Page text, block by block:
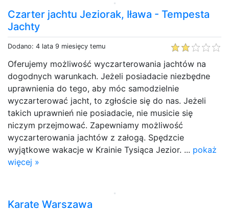
Czarter jachtu Jeziorak, Iława - Tempesta
Jachty
Dodano: 4 lata 9 miesięcy temu
Oferujemy możliwość wyczarterowania jachtów na
dogodnych warunkach. Jeżeli posiadacie niezbędne
uprawnienia do tego, aby móc samodzielnie
wyczarterować jacht, to zgłoście się do nas. Jeżeli
takich uprawnień nie posiadacie, nie musicie się
niczym przejmować. Zapewniamy możliwość
wyczarterowania jachtów z załogą. Spędzcie
wyjątkowe wakacje w Krainie Tysiąca Jezior. ... pokaż
więcej »
Karate Warszawa